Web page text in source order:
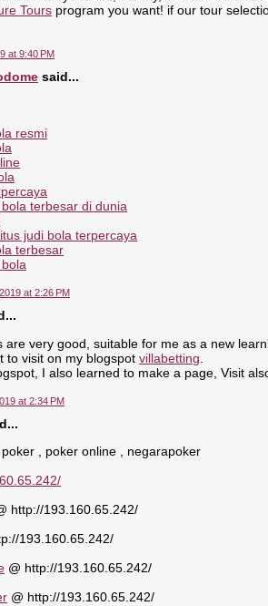
Tours program you want! if our tour
at 9:40 PM
said...
resmi
terbesar di dunia
judi bola terpercaya
terbesar
at 2:26 PM
are very good, suitable for me as a new
to visit on my blogspotvillabetting
I also learned to make a page, Visit
at 2:34 PM
, poker online , negarapoker
http://193.160.65.242/
193.160.65.242/
@ http://193.160.65.242/
@ http://193.160.65.242/